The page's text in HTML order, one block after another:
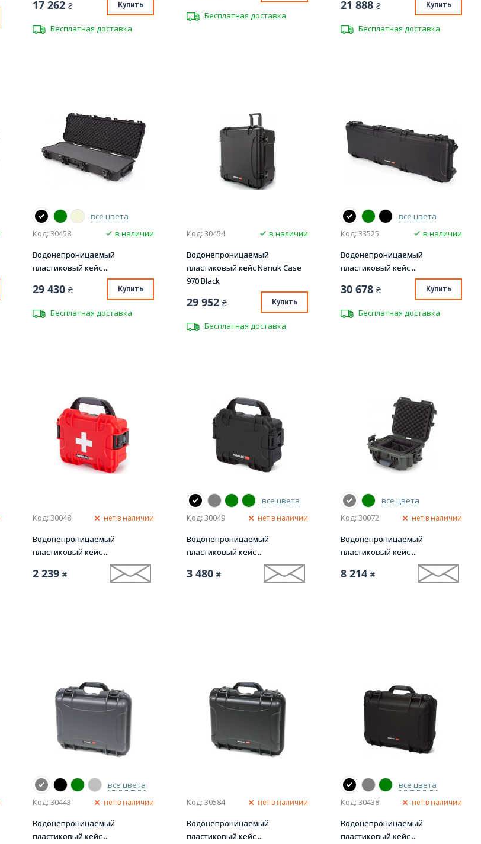
17 262 ₴ Купить
Бесплатная доставка
Бесплатная доставка
21 888 ₴ Купить
Бесплатная доставка
все цвета
Код: 30458
в наличии
Водонепроницаемый
пластиковый кейс ...
29 430 ₴ Купить
Бесплатная доставка
Код: 30454
в наличии
Водонепроницаемый
пластиковый кейс Nanuk Case
970 Black
29 952 ₴ Купить
Бесплатная доставка
все цвета
Код: 33525
в наличии
Водонепроницаемый
пластиковый кейс ...
30 678 ₴ Купить
Бесплатная доставка
Код: 30048 нет в наличии
Водонепроницаемый
пластиковый кейс ...
2 239 ₴
все цвета
Код: 30049
нет в наличии
Водонепроницаемый
пластиковый кейс ...
3 480 ₴
все цвета
Код: 30072
нет в наличии
Водонепроницаемый
пластиковый кейс ...
8 214 ₴
все цвета
Код: 30443
нет в наличии
Водонепроницаемый
пластиковый кейс ...
Код: 30584 нет в наличии
Водонепроницаемый
пластиковый кейс ...
все цвета
Код: 30438
нет в наличии
Водонепроницаемый
пластиковый кейс ...